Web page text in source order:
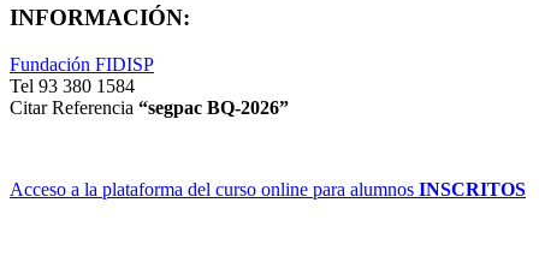
INFORMACIÓN:
Fundación FIDISP
Tel 93 380 1584
Citar Referencia “segpac BQ-2026”
Acceso a la plataforma del curso online para alumnos INSCRITOS